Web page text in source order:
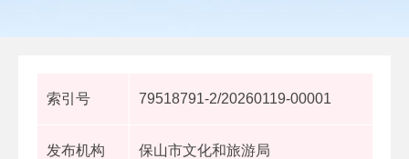
索引号 79518791-2/20260119-00001
发布机构 保山市文化和旅游局